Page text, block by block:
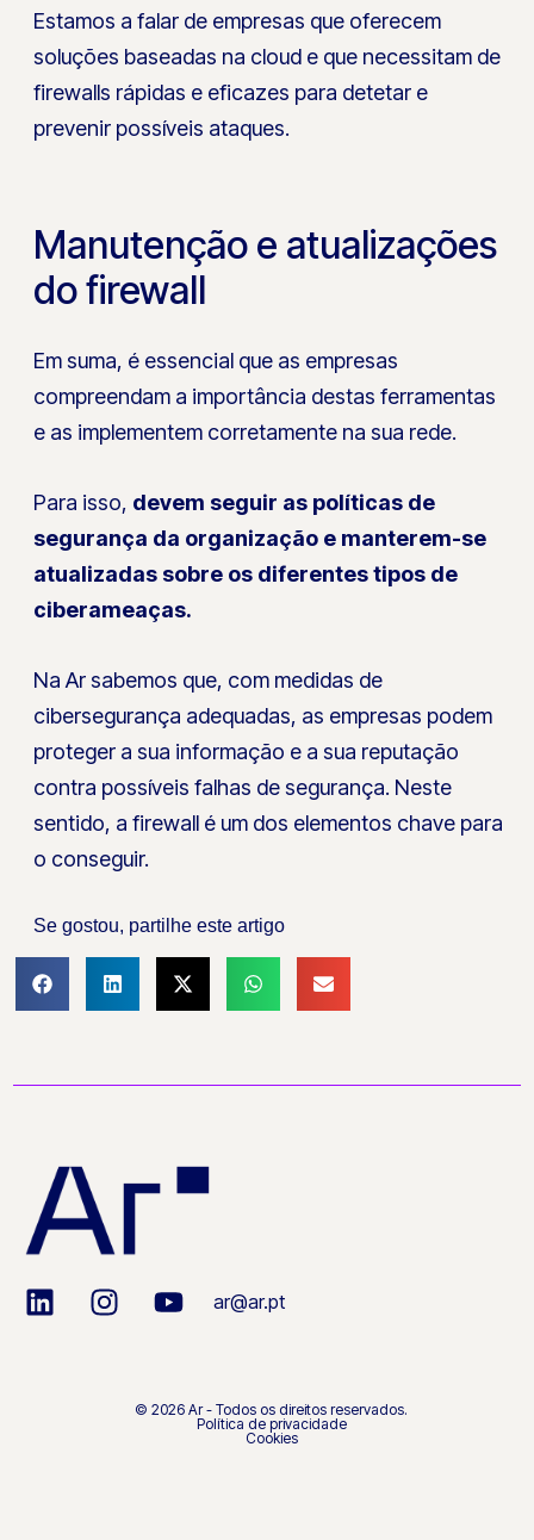
Estamos a falar de empresas que oferecem
soluções baseadas na cloud e que necessitam de
firewalls rápidas e eficazes para detetar e
prevenir possíveis ataques.
Manutenção e atualizações
do firewall
Em suma, é essencial que as empresas
compreendam a importância destas ferramentas
e as implementem corretamente na sua rede.
Para isso, devem seguir as políticas de
segurança da organização e manterem-se
atualizadas sobre os diferentes tipos de
ciberameaças.
Na Ar sabemos que, com medidas de
cibersegurança adequadas, as empresas podem
proteger a sua informação e a sua reputação
contra possíveis falhas de segurança. Neste
sentido, a firewall é um dos elementos chave para
o conseguir.
Se gostou, partilhe este artigo
ar@ar.pt
© 2026 Ar - Todos os direitos reservados.
Política de privacidade
Cookies